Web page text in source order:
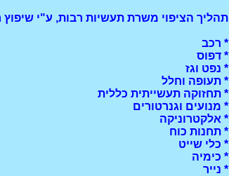
תהליך הציפוי משרת תעשיות רבות, ע"י
* רכב
* דפוס
* נפט וגז
* תעופה וחלל
* תחזוקה תעשייתית כללית
* מנועים וגנרטורים
* אלקטרוניקה
* תחנות כוח
* כלי שייט
* כימיה
* נייר